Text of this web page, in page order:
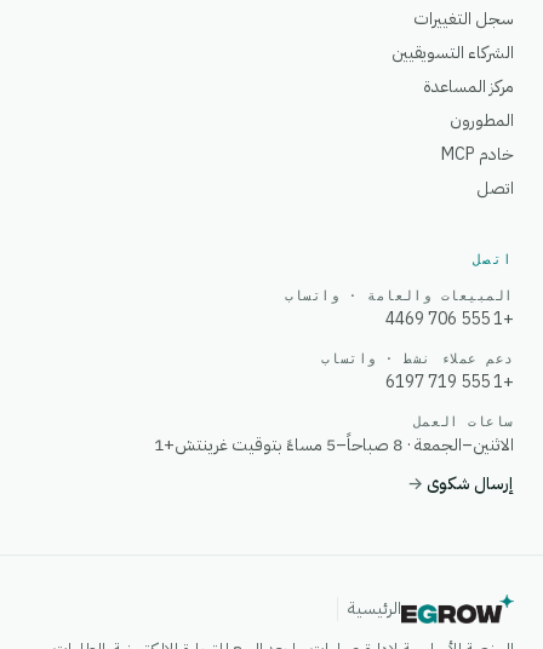
سجل التغييرات
الشركاء التسويقيين
مركز المساعدة
المطورون
خادم MCP
اتصل
اتصل
المبيعات والعامة · واتساب
+1 555 706 4469
دعم عملاء نشط · واتساب
+1 555 719 6197
ساعات العمل
الاثنين–الجمعة · 8 صباحاً–5 مساءً بتوقيت غرينتش+1
إرسال شكوى→
الرئيسية